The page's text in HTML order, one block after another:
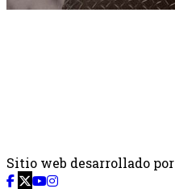
Sitio web desarrollado por